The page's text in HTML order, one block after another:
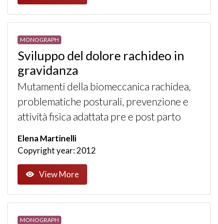
MONOGRAPH
Sviluppo del dolore rachideo in
gravidanza
Mutamenti della biomeccanica rachidea,
problematiche posturali, prevenzione e
attività fisica adattata pre e post parto
Elena Martinelli
Copyright year: 2012
View More
MONOGRAPH